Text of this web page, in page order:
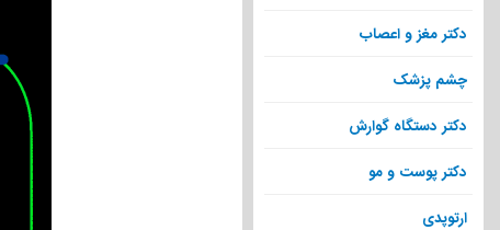
دکتر مغز و اعصاب
چشم پزشک
دکتر دستگاه گوارش
دکتر پوست و مو
ارتوپدی